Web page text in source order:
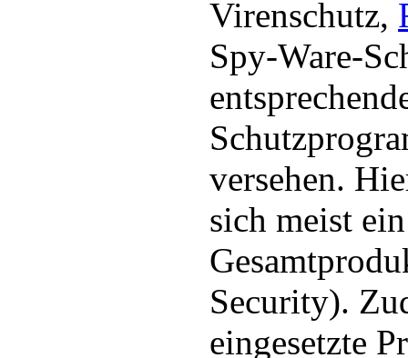
Virenschutz,
Spy-Ware-
versehen.
sich meist ein
Security).
eingesetzte